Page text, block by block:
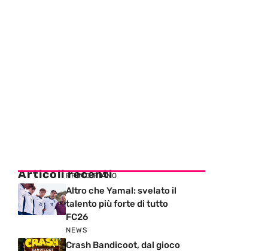
Articoli recenti
PRIMO PIANO
Altro che Yamal: svelato il
talento più forte di tutto
FC26
NEWS
Crash Bandicoot, dal gioco